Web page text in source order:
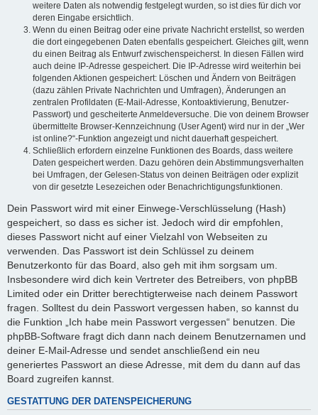
weitere Daten als notwendig festgelegt wurden, so ist dies für dich vor
deren Eingabe ersichtlich.
Wenn du einen Beitrag oder eine private Nachricht erstellst, so werden
die dort eingegebenen Daten ebenfalls gespeichert. Gleiches gilt, wenn
du einen Beitrag als Entwurf zwischenspeicherst. In diesen Fällen wird
auch deine IP-Adresse gespeichert. Die IP-Adresse wird weiterhin bei
folgenden Aktionen gespeichert: Löschen und Ändern von Beiträgen
(dazu zählen Private Nachrichten und Umfragen), Änderungen an
zentralen Profildaten (E-Mail-Adresse, Kontoaktivierung, Benutzer-
Passwort) und gescheiterte Anmeldeversuche. Die von deinem Browser
übermittelte Browser-Kennzeichnung (User Agent) wird nur in der „Wer
ist online?“-Funktion angezeigt und nicht dauerhaft gespeichert.
Schließlich erfordern einzelne Funktionen des Boards, dass weitere
Daten gespeichert werden. Dazu gehören dein Abstimmungsverhalten
bei Umfragen, der Gelesen-Status von deinen Beiträgen oder explizit
von dir gesetzte Lesezeichen oder Benachrichtigungsfunktionen.
Dein Passwort wird mit einer Einwege-Verschlüsselung (Hash)
gespeichert, so dass es sicher ist. Jedoch wird dir empfohlen,
dieses Passwort nicht auf einer Vielzahl von Webseiten zu
verwenden. Das Passwort ist dein Schlüssel zu deinem
Benutzerkonto für das Board, also geh mit ihm sorgsam um.
Insbesondere wird dich kein Vertreter des Betreibers, von phpBB
Limited oder ein Dritter berechtigterweise nach deinem Passwort
fragen. Solltest du dein Passwort vergessen haben, so kannst du
die Funktion „Ich habe mein Passwort vergessen“ benutzen. Die
phpBB-Software fragt dich dann nach deinem Benutzernamen und
deiner E-Mail-Adresse und sendet anschließend ein neu
generiertes Passwort an diese Adresse, mit dem du dann auf das
Board zugreifen kannst.
GESTATTUNG DER DATENSPEICHERUNG